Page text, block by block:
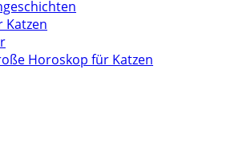
Katzen
Horoskop für Katzen